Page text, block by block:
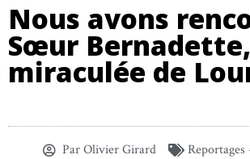
Nous avons
Sœur
miraculée de
ParOlivier Girard
Reportages